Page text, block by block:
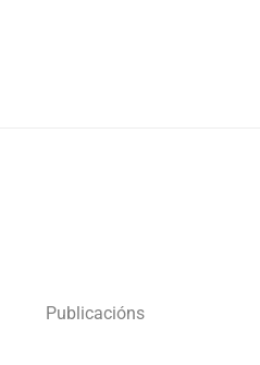
Publicacións